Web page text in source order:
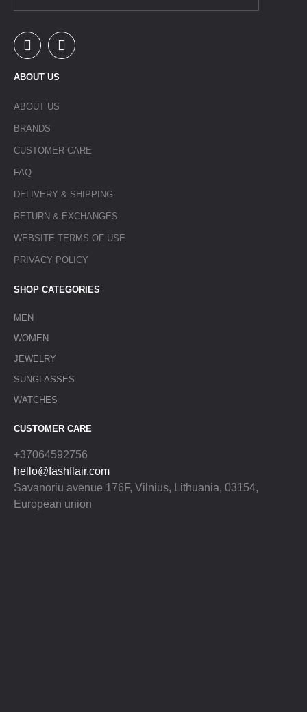
ABOUT US
ABOUT US
BRANDS
CUSTOMER CARE
FAQ
DELIVERY & SHIPPING
RETURN & EXCHANGES
WEBSITE TERMS OF USE
PRIVACY POLICY
SHOP CATEGORIES
MEN
WOMEN
JEWELRY
SUNGLASSES
WATCHES
CUSTOMER CARE
+37064592756
hello@fashflair.com
Savanoriu avenue 176F, Vilnius, Lithuania, 03154,
European union